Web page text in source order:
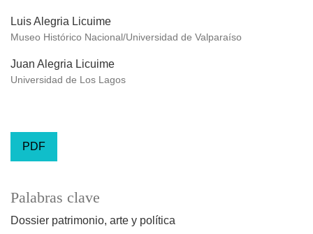
Luis Alegria Licuime
Museo Histórico Nacional/Universidad de Valparaíso
Juan Alegria Licuime
Universidad de Los Lagos
PDF
Palabras clave
Dossier patrimonio, arte y política